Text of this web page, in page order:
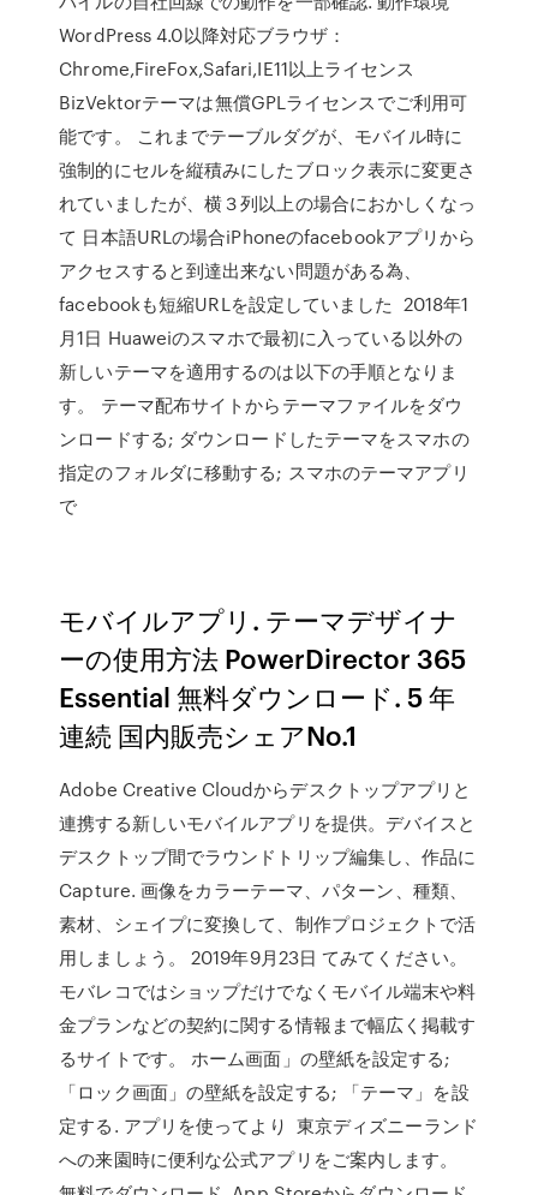
WordPress 4.0以降対応ブラウザ：
Chrome,FireFox,Safari,IE11以上ライセンス
BizVektorテーマは無償GPLライセンスでご利用可
能です。 これまでテーブルダグが、モバイル時に
強制的にセルを縦積みにしたブロック表示に変更さ
れていましたが、横３列以上の場合におかしくなっ
て 日本語URLの場合iPhoneのfacebookアプリから
アクセスすると到達出来ない問題がある為、
facebookも短縮URLを設定していました 2018年1
月1日 Huaweiのスマホで最初に入っている以外の
新しいテーマを適用するのは以下の手順となりま
す。 テーマ配布サイトからテーマファイルをダウ
ンロードする; ダウンロードしたテーマをスマホの
指定のフォルダに移動する; スマホのテーマアプリ
で
モバイルアプリ. テーマデザイナ
ーの使用方法 PowerDirector 365
Essential 無料ダウンロード. 5 年
連続 国内販売シェアNo.1
Adobe Creative Cloudからデスクトップアプリと
連携する新しいモバイルアプリを提供。デバイスと
デスクトップ間でラウンドトリップ編集し、作品に
Capture. 画像をカラーテーマ、パターン、種類、
素材、シェイプに変換して、制作プロジェクトで活
用しましょう。 2019年9月23日 てみてください。
モバレコではショップだけでなくモバイル端末や料
金プランなどの契約に関する情報まで幅広く掲載す
るサイトです。 ホーム画面」の壁紙を設定する;
「ロック画面」の壁紙を設定する; 「テーマ」を設
定する. アプリを使ってより 東京ディズニーランド
への来園時に便利な公式アプリをご案内します。